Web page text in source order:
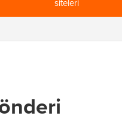
siteleri